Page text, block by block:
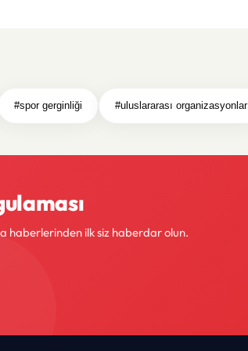
#spor gerginliği #uluslararası organizasyonlar
haberlerinden ilk siz haberdar olun.